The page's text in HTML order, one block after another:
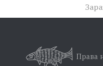
Права